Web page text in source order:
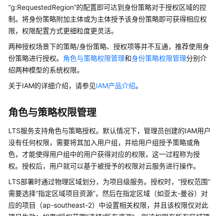
护
明
基
本
与
他
云
服
务
的
关
“g:RequestedRegion”的配置即可达到身份策略对于授权区域的控
制。将身份策略附加主体或为主体授予该身份策略即可获得相应权
限，权限配置方式更细粒度更灵活。
两种授权场景下的策略/身份策略、授权项等并不互通，推荐使用身
份策略进行授权。 角色与策略权限管理和身份策略权限管理分别介
绍两种模型的系统权限。
关于IAM的详细介绍，请参见IAM产品介绍。
角色与策略权限管理
LTS服务支持角色与策略授权。默认情况下，管理员创建的IAM用户
没有任何权限，需要将其加入用户组，并给用户组授予策略或角
色，才能使得用户组中的用户获得对应的权限，这一过程称为授
权。授权后，用户就可以基于被授予的权限对云服务进行操作。
LTS部署时通过物理区域划分，为项目级服务。授权时，“授权范围”
需要选择“指定区域项目资源”，然后在指定区域（如亚太-曼谷）对
应的项目（ap-southeast-2）中设置相关权限，并且该权限仅对此